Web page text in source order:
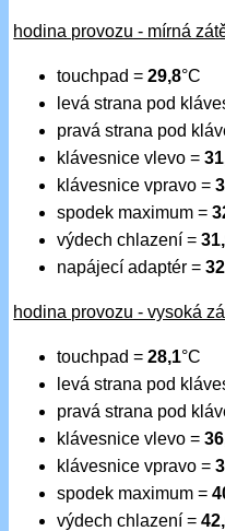
hodina provozu - mírná
touchpad =29,8°C
levá strana pod
pravá strana pod
klávesnice vlevo =
klávesnice vpravo =
spodek maximum =
výdech chlazení =
napájecí adaptér =
hodina provozu - vysoká
touchpad =28,1°C
levá strana pod
pravá strana pod
klávesnice vlevo =
klávesnice vpravo =
spodek maximum =
výdech chlazení =